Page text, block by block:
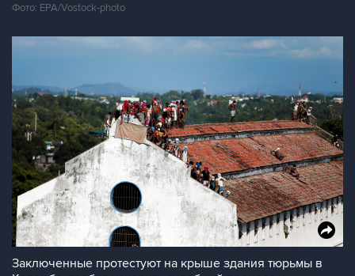
Фото: EPA/Vostock-photo
Заключенные протестуют на крыше здания тюрьмы в